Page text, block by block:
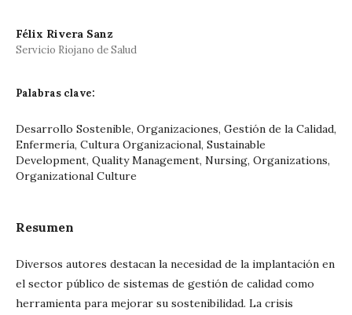
Félix Rivera Sanz
Servicio Riojano de Salud
Palabras clave:
Desarrollo Sostenible, Organizaciones, Gestión de la Calidad,
Enfermería, Cultura Organizacional, Sustainable
Development, Quality Management, Nursing, Organizations,
Organizational Culture
Resumen
Diversos autores destacan la necesidad de la implantación en
el sector público de sistemas de gestión de calidad como
herramienta para mejorar su sostenibilidad. La crisis